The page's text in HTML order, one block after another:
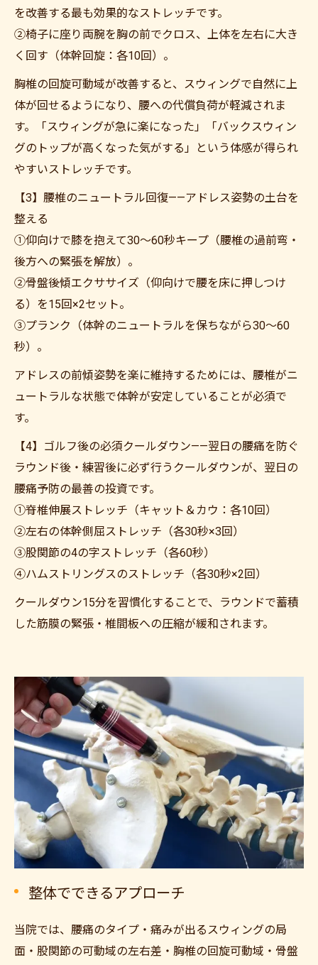
を改善する最も効果的なストレッチです。
②椅子に座り両腕を胸の前でクロス、上体を左右に大き
く回す（体幹回旋：各10回）。
胸椎の回旋可動域が改善すると、スウィングで自然に上
体が回せるようになり、腰への代償負荷が軽減されま
す。「スウィングが急に楽になった」「バックスウィン
グのトップが高くなった気がする」という体感が得られ
やすいストレッチです。
【3】腰椎のニュートラル回復——アドレス姿勢の土台を
整える
①仰向けで膝を抱えて30〜60秒キープ（腰椎の過前弯・
後方への緊張を解放）。
②骨盤後傾エクササイズ（仰向けで腰を床に押しつけ
る）を15回×2セット。
③プランク（体幹のニュートラルを保ちながら30〜60
秒）。
アドレスの前傾姿勢を楽に維持するためには、腰椎がニ
ュートラルな状態で体幹が安定していることが必須で
す。
【4】ゴルフ後の必須クールダウン——翌日の腰痛を防ぐ
ラウンド後・練習後に必ず行うクールダウンが、翌日の
腰痛予防の最善の投資です。
①脊椎伸展ストレッチ（キャット＆カウ：各10回）
②左右の体幹側屈ストレッチ（各30秒×3回）
③股関節の4の字ストレッチ（各60秒）
④ハムストリングスのストレッチ（各30秒×2回）
クールダウン15分を習慣化することで、ラウンドで蓄積
した筋膜の緊張・椎間板への圧縮が緩和されます。
整体でできるアプローチ
当院では、腰痛のタイプ・痛みが出るスウィングの局
面・股関節の可動域の左右差・胸椎の回旋可動域・骨盤